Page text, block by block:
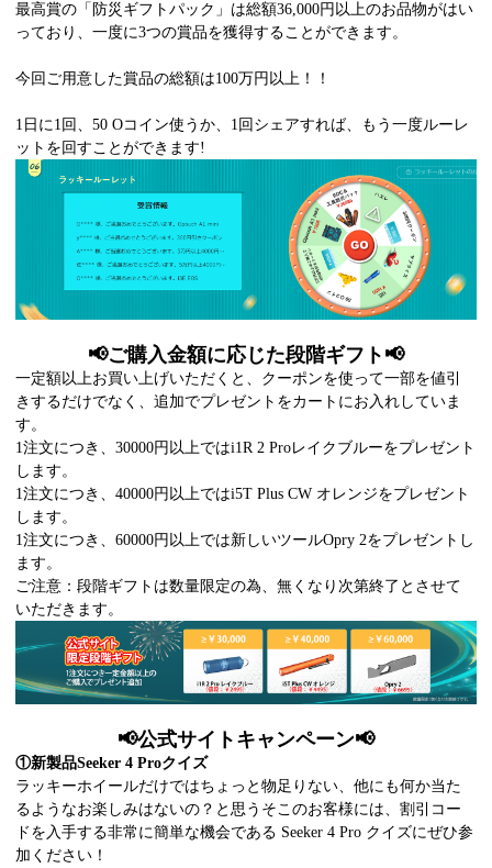
最高賞の「防災ギフトパック」は総額36,000円以上のお品物がはい
っており、一度に3つの賞品を獲得することができます。
今回ご用意した賞品の総額は100万円以上！！
1日に1回、50 Oコイン使うか、1回シェアすれば、もう一度ルーレ
ットを回すことができます!
📢ご購入金額に応じた段階ギフト📢
一定額以上お買い上げいただくと、クーポンを使って一部を値引
きするだけでなく、追加でプレゼントをカートにお入れしていま
す。
1注文につき、30000円以上ではi1R 2 Proレイクブルーをプレゼント
します。
1注文につき、40000円以上ではi5T Plus CW オレンジをプレゼント
します。
1注文につき、60000円以上では新しいツールOpry 2をプレゼントし
ます。
ご注意：段階ギフトは数量限定の為、無くなり次第終了とさせて
いただきます。
📢公式サイトキャンペーン📢
①新製品Seeker 4 Proクイズ
ラッキーホイールだけではちょっと物足りない、他にも何か当た
るようなお楽しみはないの？と思うそこのお客様には、割引コー
ドを入手する非常に簡単な機会である Seeker 4 Pro クイズにぜひ参
加ください！